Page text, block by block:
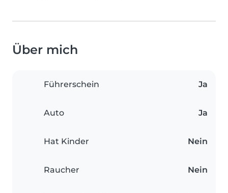
Über mich
Führerschein Ja
Auto Ja
Hat Kinder Nein
Raucher Nein